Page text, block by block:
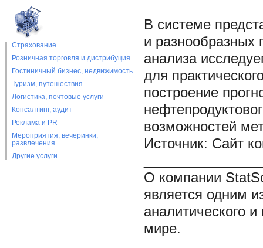
Страхование
Розничная торговля и дистрибуция
Гостиничный бизнес, недвижимость
Туризм, путешествия
Логистика, почтовые услуги
Консалтинг, аудит
Реклама и PR
Мероприятия, вечеринки,
развлечения
Другие услуги
В системе
и разнообразных
анализа
для
построение
возможностей
Источник: Сайт
О компании
является одним
аналитического
мире.